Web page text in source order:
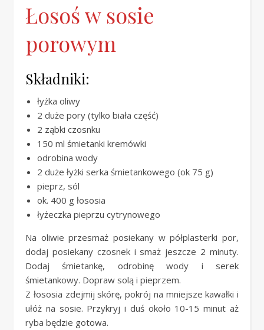
Łosoś w sosie
porowym
Składniki:
łyżka oliwy
2 duże pory (tylko biała część)
2 ząbki czosnku
150 ml śmietanki kremówki
odrobina wody
2 duże łyżki serka śmietankowego (ok 75 g)
pieprz, sól
ok. 400 g łososia
łyżeczka pieprzu cytrynowego
Na oliwie przesmaż posiekany w półplasterki por,
dodaj posiekany czosnek i smaż jeszcze 2 minuty.
Dodaj śmietankę, odrobinę wody i serek
śmietankowy. Dopraw solą i pieprzem.
Z łososia zdejmij skórę, pokrój na mniejsze kawałki i
ułóż na sosie. Przykryj i duś około 10-15 minut aż
ryba będzie gotowa.